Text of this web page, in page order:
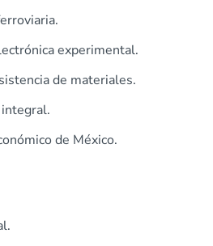
experimental.
de materiales.
de México.